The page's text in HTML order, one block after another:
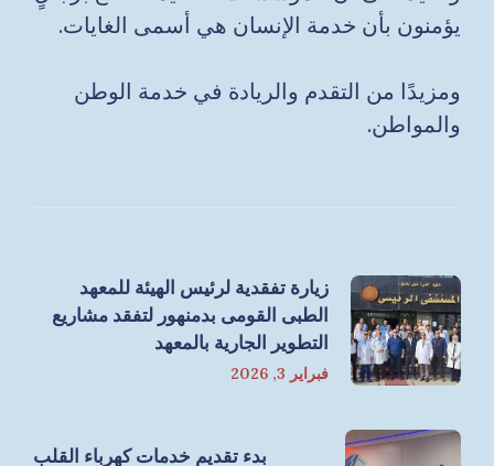
يؤمنون بأن خدمة الإنسان هي أسمى الغايات.
ومزيدًا من التقدم والريادة في خدمة الوطن
والمواطن.
زيارة تفقدية لرئيس الهيئة للمعهد
الطبى القومى بدمنهور لتفقد مشاريع
التطوير الجارية بالمعهد
فبراير 3, 2026
بدء تقديم خدمات كهرباء القلب